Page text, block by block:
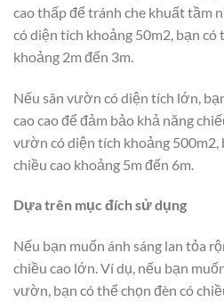
cao thấp để tránh che khuất tầm
có diện tích khoảng 50m2, bạn có
khoảng 2m đến 3m.
Nếu sân vườn có diện tích lớn,
cao cao để đảm bảo khả năng
vườn có diện tích khoảng 500m2,
chiều cao khoảng 5m đến 6m.
Dựa trên mục đích sử dụng
Nếu bạn muốn ánh sáng lan tỏa
chiều cao lớn. Ví dụ, nếu bạn
vườn, bạn có thể chọn đèn có